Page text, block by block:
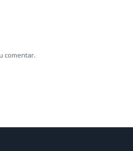
comentar.